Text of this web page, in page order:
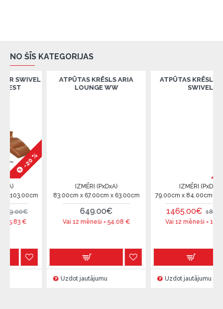
NO ŠĪS KATEGORIJAS
ATPŪTAS KRĒSLS ARIA
LOUNGE WW
IZMĒRI (PxDxA)
83.00cm x 67.00cm x 63.00cm
Vai 12 mēneši =54.08€
Uzdot jautājumu
ATPŪTAS KRĒSLS GLOBE
IZMĒRI (PxDxA)
79.00cm x 84.00cm x 111.00cm
1465.00€ 1830.00€
Vai 12 mēneši =122.08€
Uzdot jautājumu